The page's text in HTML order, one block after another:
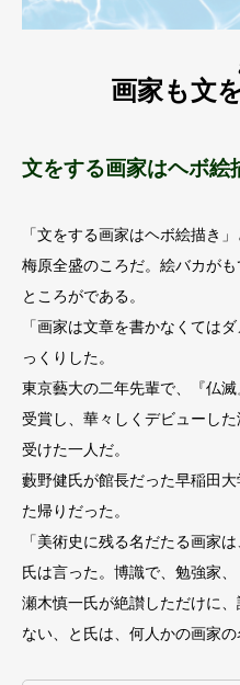
画家も文
文をする画家はヘボ絵
「文をする画家はヘボ絵描き
梅原全盛のころだ。絵バカがも
ところがである。
「画家は文章を書かなくては
っくりした。
東京藝大の二年先輩で、『仏
受賞し、華々しくデビューし
受けた一人だ。
藪野健氏が館長だった早稲田
た帰りだった。
「美術史に残る名だたる画家
氏は言った。博識で、勉強家
瀬木慎一氏が絶讃しただけに
ない、と氏は、何人かの画家の